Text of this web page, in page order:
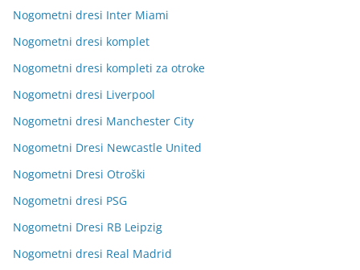
Nogometni dresi Inter Miami
Nogometni dresi komplet
Nogometni dresi kompleti za otroke
Nogometni dresi Liverpool
Nogometni dresi Manchester City
Nogometni Dresi Newcastle United
Nogometni Dresi Otroški
Nogometni dresi PSG
Nogometni Dresi RB Leipzig
Nogometni dresi Real Madrid